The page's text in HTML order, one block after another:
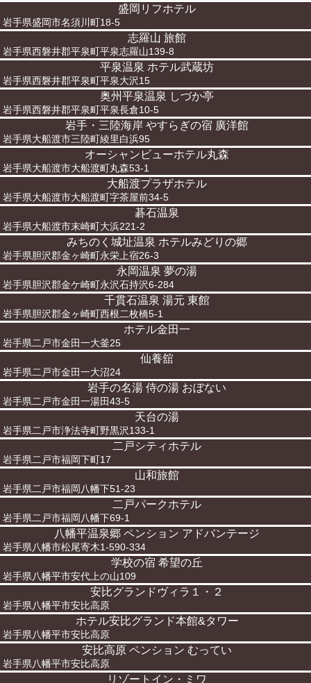
盛岡リフホテル
岩手県盛岡市名須川町18-5
志羅山 旅館
岩手県西磐井郡平泉町平泉志羅山139-8
平泉温泉 ホテル武蔵坊
岩手県西磐井郡平泉町平泉大沢15
奥州平泉温泉 しづか亭
岩手県西磐井郡平泉町平泉長倉10-5
岩手・三陸海岸 やすらぎの宿 廣洋館
岩手県大船渡市三陸町綾里白浜95
オーシャンビューホテル丸森
岩手県大船渡市大船渡町丸森53-1
大船渡プラザホテル
岩手県大船渡市大船渡町字茶屋前34-5
碁石温泉
岩手県大船渡市末崎町大浜221-2
みちのく城址温泉 ホテルみどりの郷
岩手県胆沢郡金ヶ崎町永栄上宿26-3
永岡温泉 夢の湯
岩手県胆沢郡金ケ崎町永沢石持沢6-284
千貫石温泉 湯元 東館
岩手県胆沢郡金ヶ崎町西根二枚橋5-1
ホテル金田一
岩手県二戸市金田一大釜25
仙養舘
岩手県二戸市金田一大沼24
岩手の名湯 侍の湯 おぼない
岩手県二戸市金田一湯田43-5
天台の湯
岩手県二戸市浄法寺町野黒沢133-1
二戸シティホテル
岩手県二戸市福岡下町17
山和旅館
岩手県二戸市福岡八幡下51-23
二戸パークホテル
岩手県二戸市福岡八幡下69-1
八幡平温泉郷 ペンション アドバンテージ
岩手県八幡市松尾寄木1-590-334
学校の宿 希望の丘
岩手県八幡平市安代上の山109
安比グランドヴィラ１・２
岩手県八幡平市安比高原
ホテル安比グランド本館&タワー
岩手県八幡平市安比高原
安比高原 ペンション むってい
岩手県八幡平市安比高原
リゾートイン・ミワ